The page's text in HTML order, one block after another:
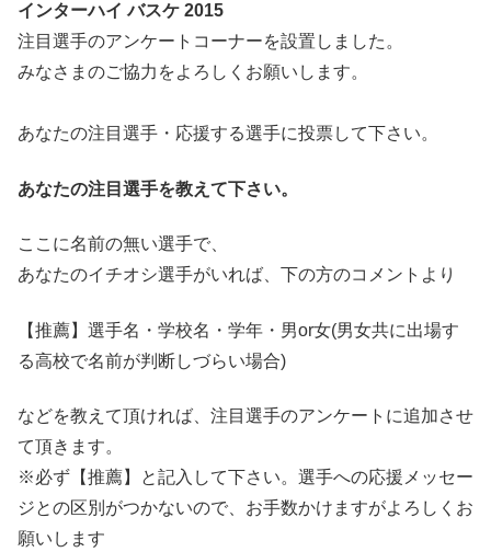
インターハイ バスケ 2015
注目選手のアンケートコーナーを設置しました。
みなさまのご協力をよろしくお願いします。
あなたの注目選手・応援する選手に投票して下さい。
あなたの注目選手を教えて下さい。
ここに名前の無い選手で、
あなたのイチオシ選手がいれば、下の方のコメントより
【推薦】選手名・学校名・学年・男or女(男女共に出場す
る高校で名前が判断しづらい場合)
などを教えて頂ければ、注目選手のアンケートに追加させ
て頂きます。
※必ず【推薦】と記入して下さい。選手への応援メッセー
ジとの区別がつかないので、お手数かけますがよろしくお
願いします